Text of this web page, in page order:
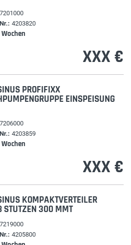
4203820
XXX €
PROFIFIXX
EINSPEISUNG
4203859
XXX €
KOMPAKTVERTEILER
STUTZEN 300 MMT
4205800